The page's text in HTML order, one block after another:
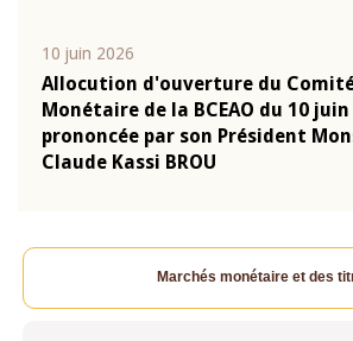
10 juin 2026
Allocution d'ouverture du
Monétaire de la BCEAO du 10 juin
prononcée par son Président
Claude Kassi BROU
Marchés monétaire et des